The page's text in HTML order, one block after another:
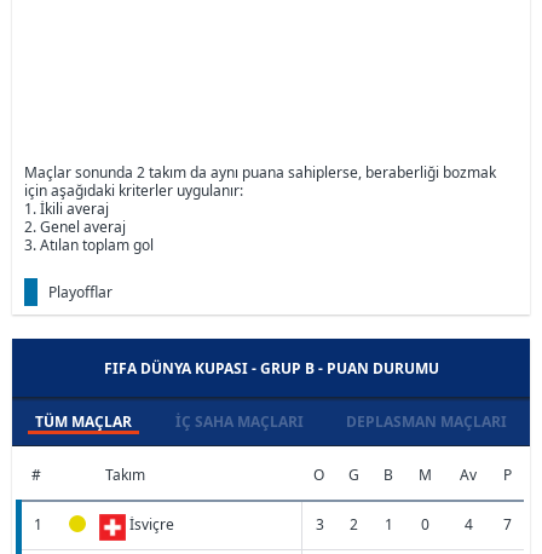
Maçlar sonunda 2 takım da aynı puana sahiplerse, beraberliği bozmak
için aşağıdaki kriterler uygulanır:
1. İkili averaj
2. Genel averaj
3. Atılan toplam gol
Playofflar
FIFA DÜNYA KUPASI - GRUP B - PUAN DURUMU
TÜM MAÇLAR İÇ SAHA MAÇLARI DEPLASMAN MAÇLARI
# Takım O G B M Av P
1 İsviçre 3 2 1 0 4 7